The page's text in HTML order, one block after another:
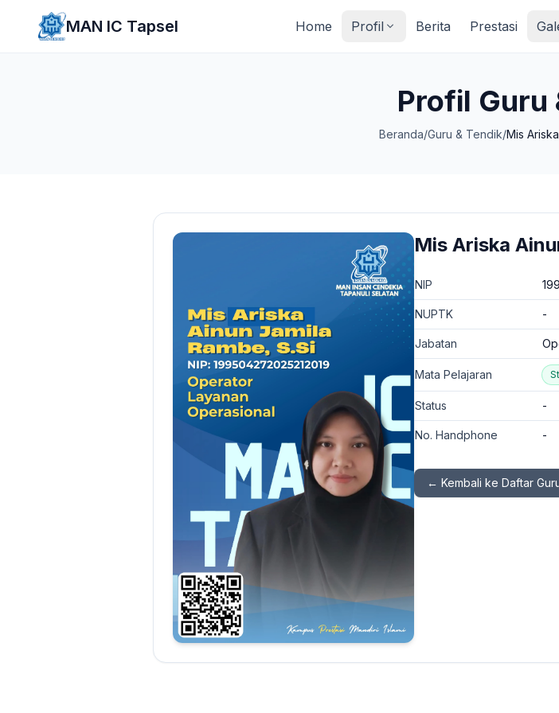
Lewati ke konten utama
MAN IC Tapsel Home Profil Berita Prestasi
Profil Guru
Beranda/Guru & Tendik/Mis
Mis Ariska
NIP
NUPTK -
Jabatan
Mata Pelajaran
Status -
No. Handphone -
← Kembali ke Daftar